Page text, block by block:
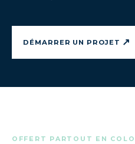
DÉMARRER UN PROJET ↗
OFFERT PARTOUT EN